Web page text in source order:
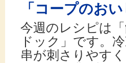
「コープのお
今週のレシピは
ドック」です。
串が刺さりやす